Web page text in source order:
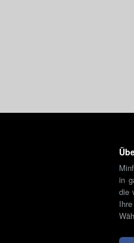
in
die